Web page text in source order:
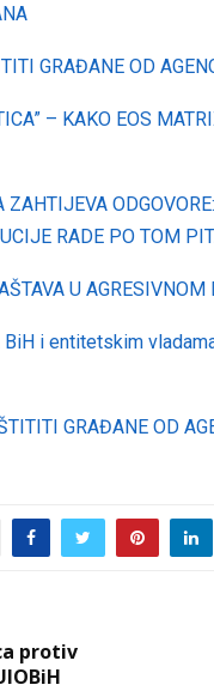
GRAĐANE OD
– KAKO EOS
ZAHTIJEVA
RADE PO TOM
U
i entitetskim
GRAĐANE OD
protiv